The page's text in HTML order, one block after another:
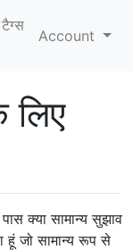
टैग्‍स
Account
क्या सामान्य सुझाव
हूं जो सामान्य रूप से